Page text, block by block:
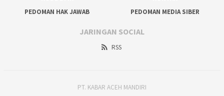
PEDOMAN HAK JAWAB
PEDOMAN MEDIA SIBER
JARINGAN SOCIAL
RSS
PT. KABAR ACEH MANDIRI